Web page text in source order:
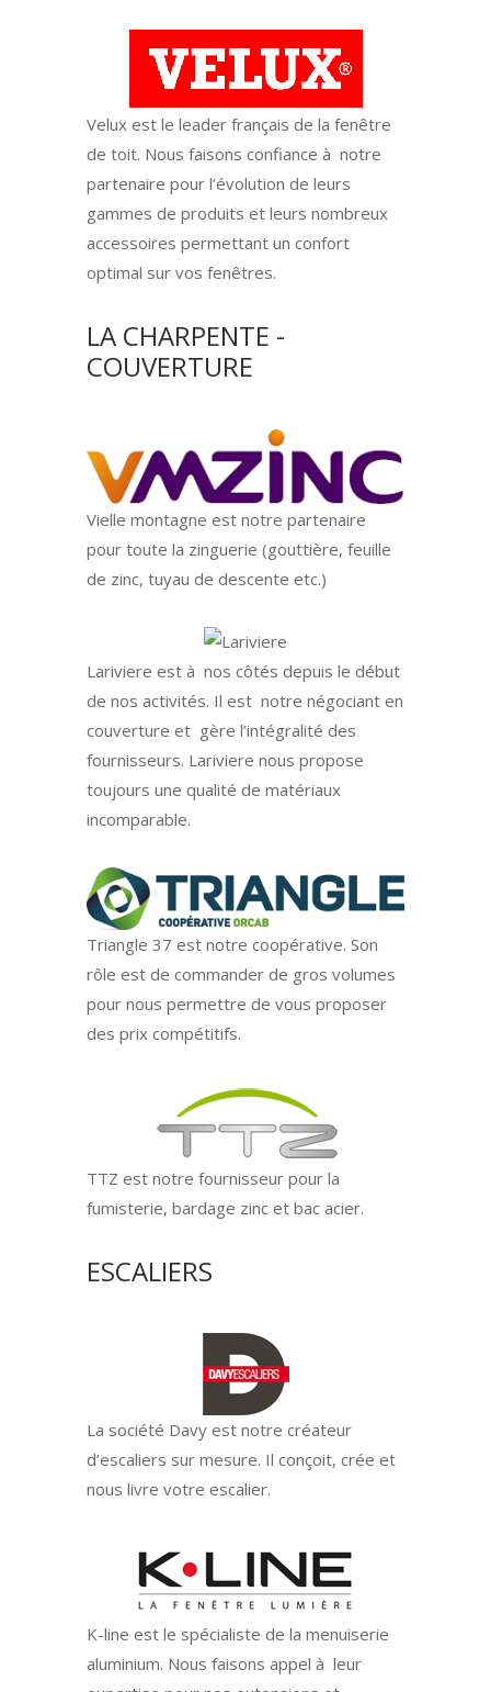
Velux est le leader français de la fenêtre
de toit. Nous faisons confiance à notre
partenaire pour l’évolution de leurs
gammes de produits et leurs nombreux
accessoires permettant un confort
optimal sur vos fenêtres.
LA CHARPENTE -
COUVERTURE
Vielle montagne est notre partenaire
pour toute la zinguerie (gouttière, feuille
de zinc, tuyau de descente etc.)
Lariviere est à nos côtés depuis le début
de nos activités. Il est notre négociant en
couverture et gère l’intégralité des
fournisseurs. Lariviere nous propose
toujours une qualité de matériaux
incomparable.
Triangle 37 est notre coopérative. Son
rôle est de commander de gros volumes
pour nous permettre de vous proposer
des prix compétitifs.
TTZ est notre fournisseur pour la
fumisterie, bardage zinc et bac acier.
ESCALIERS
La société Davy est notre créateur
d’escaliers sur mesure. Il conçoit, crée et
nous livre votre escalier.
K-line est le spécialiste de la menuiserie
aluminium. Nous faisons appel à leur